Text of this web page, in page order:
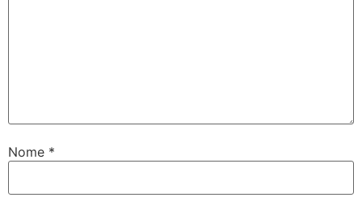
Nome *